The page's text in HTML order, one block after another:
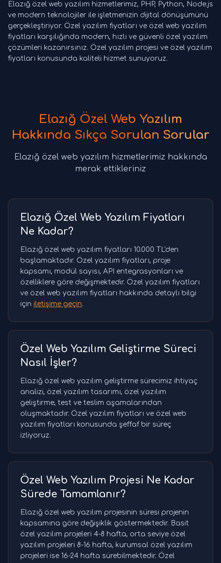
Elazığ özel web yazılım hizmetlerimiz, PHP, Python, Node.js
ve modern teknolojiler ile işletmenizin dijital dönüşümünü
gerçekleştiriyor. Özel yazılım fiyatları ve özel web yazılım
fiyatları karşılığında modern, hızlı ve güvenli özel yazılım
çözümleri kazanırsınız. Özel yazılım projesi ve özel yazılım
fiyatları konusunda kaliteli hizmet sunuyoruz.
Elazığ Özel Web Yazılım
Hakkında Sıkça Sorulan Sorular
Elazığ özel web yazılım hizmetlerimiz hakkında
merak ettikleriniz
Elazığ Özel Web Yazılım Fiyatları
Ne Kadar?
Elazığ özel web yazılım fiyatları 10.000 TL'den
başlamaktadır. Özel yazılım fiyatları, proje
kapsamı, modül sayısı, API entegrasyonları ve
özelliklere göre değişmektedir. Özel yazılım fiyatları
ve özel web yazılım fiyatları hakkında detaylı bilgi
için iletişime geçin.
Özel Web Yazılım Geliştirme Süreci
Nasıl İşler?
Elazığ özel web yazılım geliştirme sürecimiz ihtiyaç
analizi, özel yazılım tasarımı, özel yazılım
geliştirme, test ve teslim aşamalarından
oluşmaktadır. Özel yazılım fiyatları ve özel web
yazılım fiyatları konusunda şeffaf bir süreç
izliyoruz.
Özel Web Yazılım Projesi Ne Kadar
Sürede Tamamlanır?
Elazığ özel web yazılım projesinin süresi projenin
kapsamına göre değişiklik göstermektedir. Basit
özel yazılım projeleri 4-8 hafta, orta seviye özel
yazılım projeleri 8-16 hafta, kurumsal özel yazılım
projeleri ise 16-24 hafta sürebilmektedir. Özel